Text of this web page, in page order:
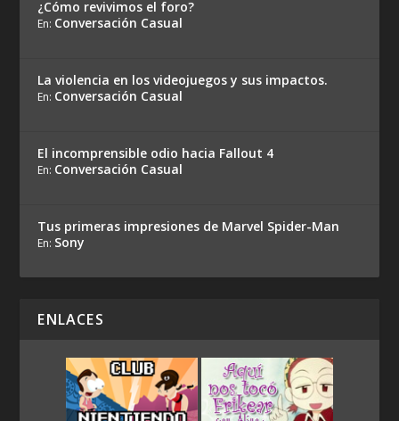
¿Cómo revivimos el foro?
En: Conversación Casual
La violencia en los videojuegos y sus impactos.
En: Conversación Casual
El incomprensible odio hacia Fallout 4
En: Conversación Casual
Tus primeras impresiones de Marvel Spider-Man
En: Sony
ENLACES